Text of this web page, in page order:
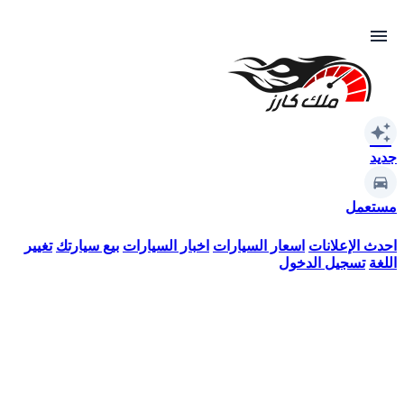
menu
auto_awesome
جديد
مستعمل
احدث الإعلانات اسعار السيارات اخبار السيارات بيع سيارتك تغيير
اللغة تسجيل الدخول